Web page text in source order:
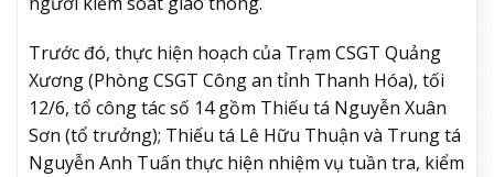
Trước đó, thực hiện hoạch của Trạm CSGT Quảng
Xương (Phòng CSGT Công an tỉnh Thanh Hóa), tối
12/6, tổ công tác số 14 gồm Thiếu tá Nguyễn Xuân
Sơn (tổ trưởng); Thiếu tá Lê Hữu Thuận và Trung tá
Nguyễn Anh Tuấn thực hiện nhiệm vụ tuần tra, kiểm